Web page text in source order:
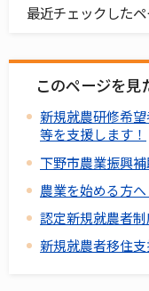
最近チェックしたペ
このページを見
新規就農研修希
等を支援します！
下野市農業振興
農業を始める方へ
認定新規就農者
新規就農者移住